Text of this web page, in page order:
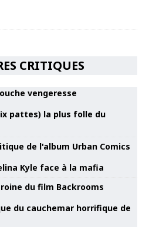
CRITIQUES
pattes) la plus folle du
Kyle face à la mafia
du cauchemar horrifique de